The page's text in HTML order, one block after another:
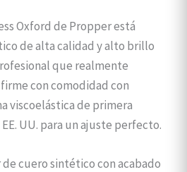
Oxford de Propper está
de alta calidad y alto brillo
que realmente
con comodidad con
viscoelástica de primera
UU. para un ajuste perfecto.
cuero sintético con acabado